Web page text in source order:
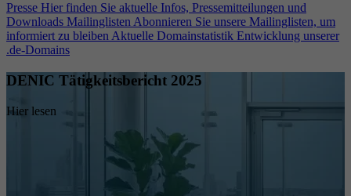
Presse Hier finden Sie aktuelle Infos, Pressemitteilungen und
Downloads Mailinglisten Abonnieren Sie unsere Mailinglisten, um
informiert zu bleiben Aktuelle Domainstatistik Entwicklung unserer
.de-Domains
DENIC Tätigkeitsbericht 2025
Hier lesen